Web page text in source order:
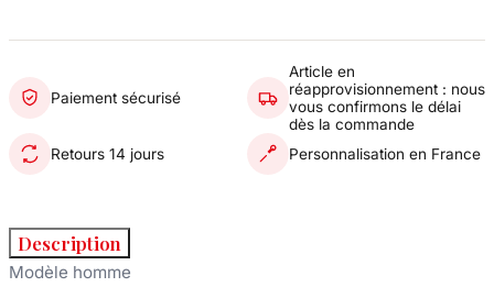
Paiement sécurisé
Article en
réapprovisionnement : nous
vous confirmons le délai
dès la commande
Retours 14 jours
Personnalisation en France
Description
Modèle homme